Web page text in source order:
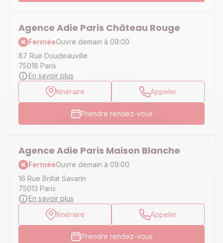
Agence Adie Paris Château Rouge
FerméeOuvre demain à 09:00
87 Rue Doudeauville
75018 Paris
En savoir plus
Itinéraire
Appeler
Prendre rendez-vous
Agence Adie Paris Maison Blanche
FerméeOuvre demain à 09:00
16 Rue Brillat Savarin
75013 Paris
En savoir plus
Itinéraire
Appeler
Prendre rendez-vous